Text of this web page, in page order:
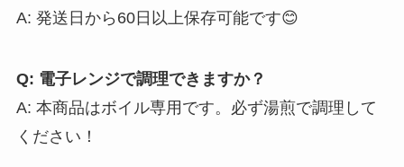
A: 発送日から60日以上保存可能です😊
Q: 電子レンジで調理できますか？
A: 本商品はボイル専用です。必ず湯煎で調理して
ください！